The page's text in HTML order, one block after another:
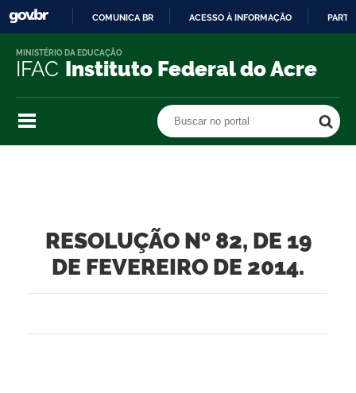
O
COMUNICA BR ACESSO À INFORMAÇÃO
IFAC Instituto Federal do Acre
MINISTÉRIO DA EDUCAÇÃO
Buscar no portal
RESOLUÇÃO Nº 82, DE 19
DE FEVEREIRO DE 2014.